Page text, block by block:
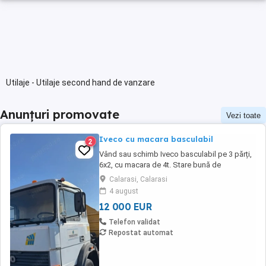
Utilaje - Utilaje second hand de vanzare
Anunțuri promovate Vezi toate
2 Iveco cu macara basculabil
Vând sau schimb Iveco basculabil pe 3 părți,
6x2, cu macara de 4t. Stare bună de
funcționare.
Calarasi, Calarasi
4 august
12 000 EUR
Telefon validat
Repostat automat